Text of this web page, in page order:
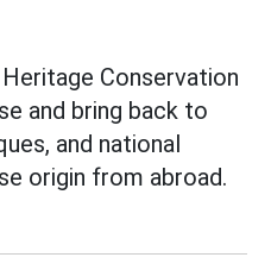
Conservation
and bring back to
and national
origin from abroad.